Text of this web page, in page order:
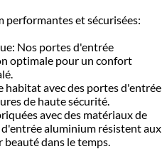
performantes et sécurisées:
Nos portes d'entrée
optimale pour un confort
habitat avec des portes d'entrée
de haute sécurité.
avec des matériaux de
aluminium résistent aux
dans le temps.